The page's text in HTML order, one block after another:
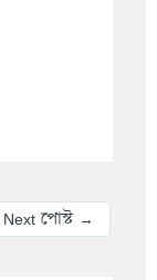
Next পোস্ট →